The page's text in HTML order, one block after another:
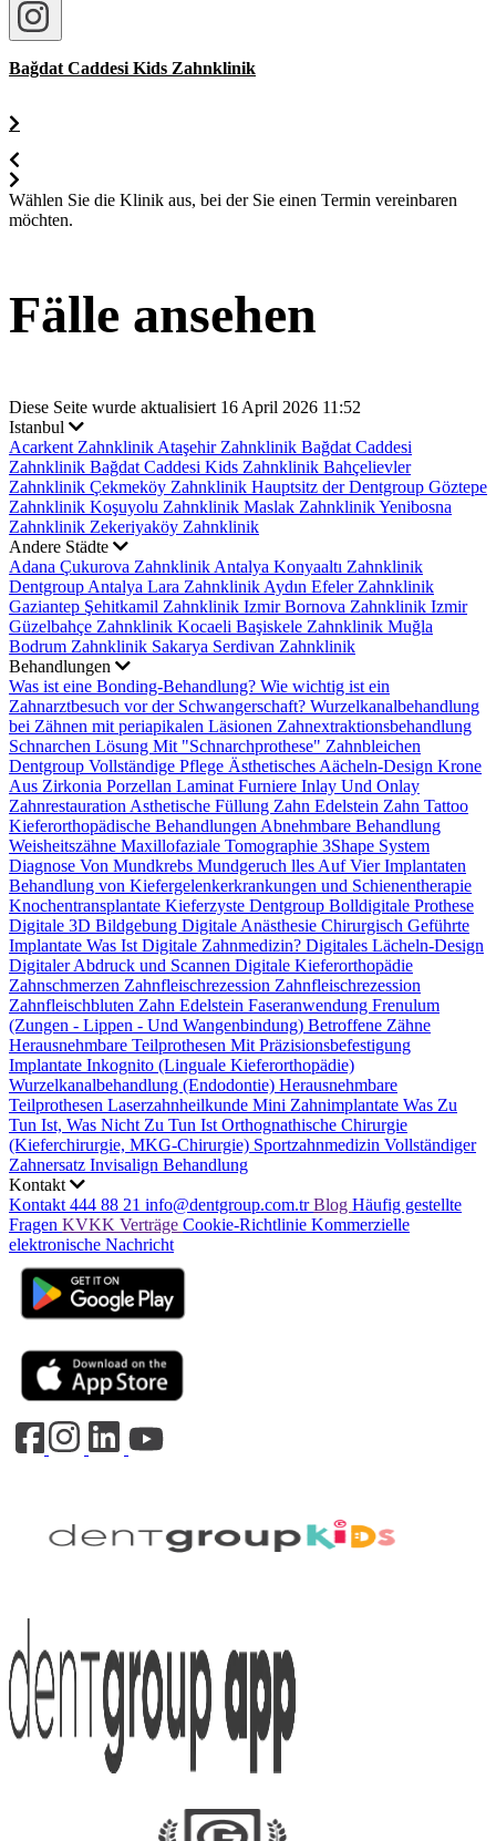
Bağdat Caddesi Kids Zahnklinik
Wählen Sie die Klinik aus, bei der Sie einen Termin vereinbaren
möchten.
Fälle ansehen
Diese Seite wurde aktualisiert 16 April 2026 11:52
Istanbul
Acarkent Zahnklinik Ataşehir Zahnklinik Bağdat Caddesi
Zahnklinik Bağdat Caddesi Kids Zahnklinik Bahçelievler
Zahnklinik Çekmeköy Zahnklinik Hauptsitz der Dentgroup Göztepe
Zahnklinik Koşuyolu Zahnklinik Maslak ZahnklinikYenibosna
Zahnklinik Zekeriyaköy Zahnklinik
Andere Städte
Adana Çukurova Zahnklinik Antalya Konyaaltı Zahnklinik
Dentgroup Antalya Lara Zahnklinik Aydın Efeler Zahnklinik
Gaziantep Şehitkamil Zahnklinik Izmir Bornova Zahnklinik Izmir
Güzelbahçe Zahnklinik Kocaeli Başiskele Zahnklinik Muğla
Bodrum Zahnklinik Sakarya Serdivan Zahnklinik
Behandlungen
Was ist eine Bonding-Behandlung? Wie wichtig ist ein
Zahnarztbesuch vor der Schwangerschaft? Wurzelkanalbehandlung
bei Zähnen mit periapikalen Läsionen Zahnextraktionsbehandlung
Schnarchen Lösung Mit "Schnarchprothese" Zahnbleichen
Dentgroup Vollständige Pflege Ästhetisches Aächeln-Design Krone
Aus Zirkonia Porzellan Laminat Furniere Inlay Und Onlay
Zahnrestauration Asthetische Füllung Zahn Edelstein Zahn Tattoo
Kieferorthopädische Behandlungen Abnehmbare Behandlung
Weisheitszähne Maxillofaziale Tomographie 3Shape System
Diagnose Von Mundkrebs Mundgeruch lles Auf Vier Implantaten
Behandlung von Kiefergelenkerkrankungen und Schienentherapie
Knochentransplantate Kieferzyste Dentgroup Bolldigitale Prothese
Digitale 3D Bildgebung Digitale Anästhesie Chirurgisch Geführte
Implantate Was Ist Digitale Zahnmedizin? Digitales Lächeln-Design
Digitaler Abdruck und Scannen Digitale Kieferorthopädie
Zahnschmerzen Zahnfleischrezession Zahnfleischrezession
Zahnfleischbluten Zahn Edelstein Faseranwendung Frenulum
(Zungen - Lippen - Und Wangenbindung) Betroffene Zähne
Herausnehmbare Teilprothesen Mit Präzisionsbefestigung
Implantate Inkognito (Linguale Kieferorthopädie)
Wurzelkanalbehandlung (Endodontie) Herausnehmbare
Teilprothesen Laserzahnheilkunde Mini Zahnimplantate Was Zu
Tun Ist, Was Nicht Zu Tun Ist Orthognathische Chirurgie
(Kieferchirurgie, MKG-Chirurgie) Sportzahnmedizin Vollständiger
Zahnersatz Invisalign Behandlung
Kontakt
Kontakt 444 88 21 info@dentgroup.com.tr Blog Häufig gestellte
Fragen KVKK Verträge Cookie-Richtlinie Kommerzielle
elektronische Nachricht